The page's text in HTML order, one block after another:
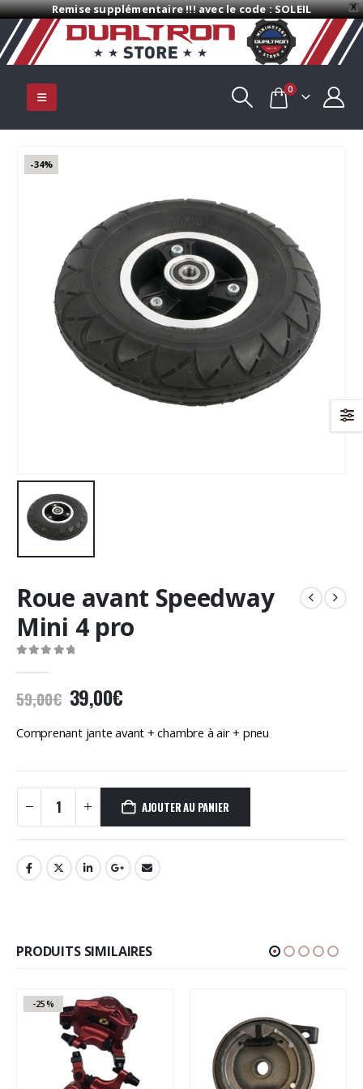
X
Remise supplémentaire !!! avec le code : SOLEIL
0
-34%
Roue avant Speedway
Mini 4 pro
59,00€ Le
prix
initial
59,00€.
39,00€Le
actuel
39,00€.
Comprenant jante avant + chambre à air + pneu
AJOUTER AU PANIER
PRODUITS SIMILAIRES